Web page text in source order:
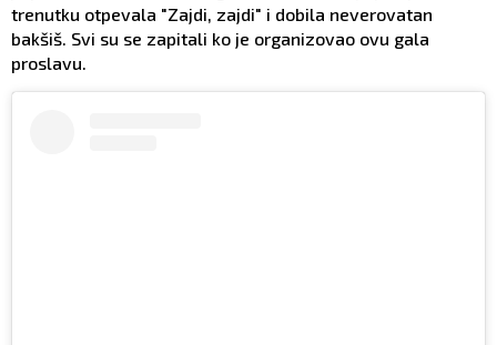
trenutku otpevala "Zajdi, zajdi" i dobila neverovatan
bakšiš. Svi su se zapitali ko je organizovao ovu gala
proslavu.